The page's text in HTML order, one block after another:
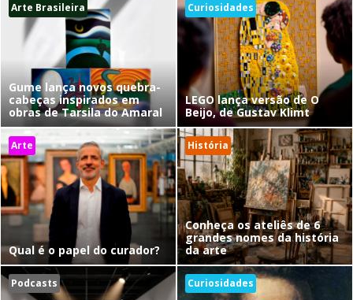
Arte Brasileira
Gume lança novos quebra-
cabeças inspirados em
obras de Tarsila do Amaral
Curiosidades
LEGO lança versão de O
Beijo, de Gustav Klimt
Arte
Qual é o papel do curador?
História
Conheça os ateliês de 6
grandes nomes da história
da arte
Podcasts Curiosidades